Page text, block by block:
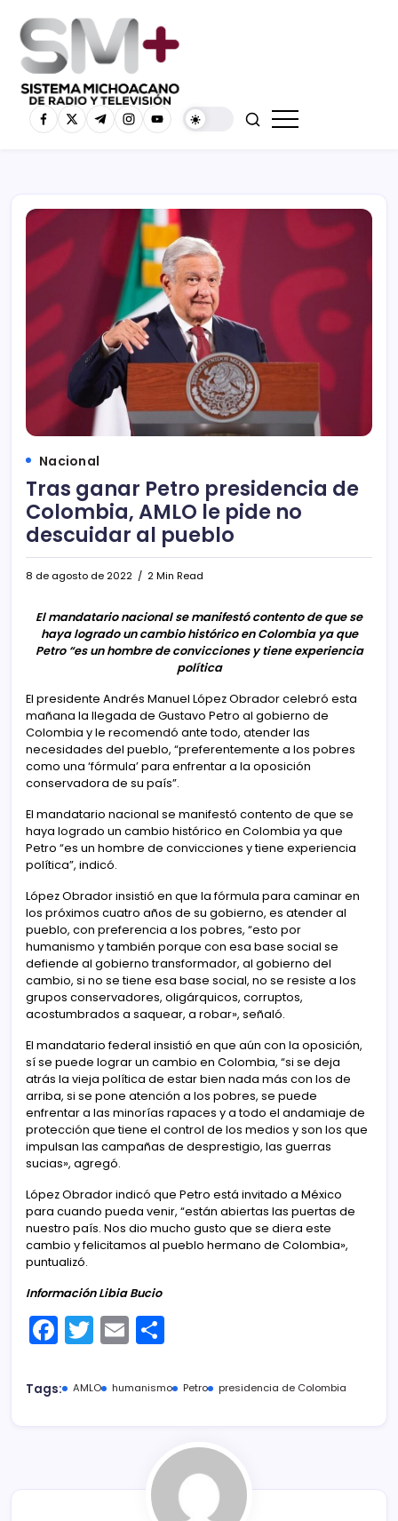
Nacional
Tras ganar Petro presidencia de
Colombia, AMLO le pide no
descuidar al pueblo
8 de agosto de 2022 2 Min Read
El mandatario nacional se manifestó contento de que se
haya logrado un cambio histórico en Colombia ya que
Petro “es un hombre de convicciones y tiene experiencia
política
El presidente Andrés Manuel López Obrador celebró esta
mañana la llegada de Gustavo Petro al gobierno de
Colombia y le recomendó ante todo, atender las
necesidades del pueblo, “preferentemente a los pobres
como una ‘fórmula’ para enfrentar a la oposición
conservadora de su país”.
El mandatario nacional se manifestó contento de que se
haya logrado un cambio histórico en Colombia ya que
Petro “es un hombre de convicciones y tiene experiencia
política”, indicó.
López Obrador insistió en que la fórmula para caminar en
los próximos cuatro años de su gobierno, es atender al
pueblo, con preferencia a los pobres, “esto por
humanismo y también porque con esa base social se
defiende al gobierno transformador, al gobierno del
cambio, si no se tiene esa base social, no se resiste a los
grupos conservadores, oligárquicos, corruptos,
acostumbrados a saquear, a robar», señaló.
El mandatario federal insistió en que aún con la oposición,
sí se puede lograr un cambio en Colombia, “si se deja
atrás la vieja política de estar bien nada más con los de
arriba, si se pone atención a los pobres, se puede
enfrentar a las minorías rapaces y a todo el andamiaje de
protección que tiene el control de los medios y son los que
impulsan las campañas de desprestigio, las guerras
sucias», agregó.
López Obrador indicó que Petro está invitado a México
para cuando pueda venir, “están abiertas las puertas de
nuestro país. Nos dio mucho gusto que se diera este
cambio y felicitamos al pueblo hermano de Colombia»,
puntualizó.
Información Libia Bucio
F
a
c
T
w
itt
E
m
ai m
ar
tir
Tags: AMLO humanismo Petro presidencia de Colombia